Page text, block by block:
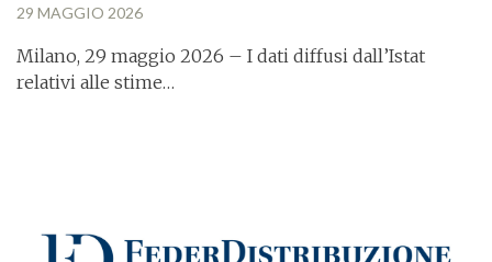
29 MAGGIO 2026
Milano, 29 maggio 2026 – I dati diffusi dall’Istat
relativi alle stime…